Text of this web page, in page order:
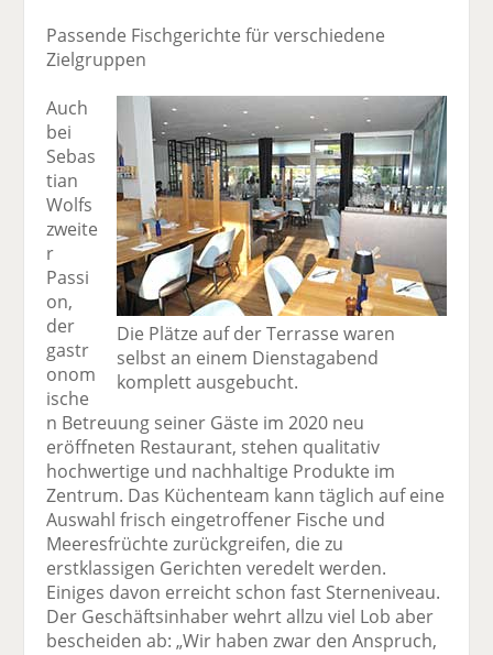
Passende Fischgerichte für verschiedene
Zielgruppen
Die Plätze auf der Terrasse waren
selbst an einem Dienstagabend
komplett ausgebucht.
Auch
bei
Sebas
tian
Wolfs
zweite
r
Passi
on,
der
gastr
onom
ische
n Betreuung seiner Gäste im 2020 neu
eröffneten Restaurant, stehen qualitativ
hochwertige und nachhaltige Produkte im
Zentrum. Das Küchenteam kann täglich auf eine
Auswahl frisch eingetroffener Fische und
Meeresfrüchte zurückgreifen, die zu
erstklassigen Gerichten veredelt werden.
Einiges davon erreicht schon fast Sterneniveau.
Der Geschäftsinhaber wehrt allzu viel Lob aber
bescheiden ab: „Wir haben zwar den Anspruch,